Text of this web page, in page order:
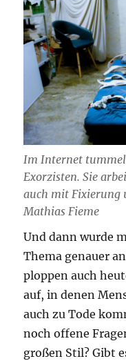
Im Internet
Exorzisten. Sie
auch mit Fixierung
Mathias Fieme
Und dann wurde
Thema genauer
ploppen auch
auf, in denen
auch zu Tode
noch offene
großen Stil? Gibt